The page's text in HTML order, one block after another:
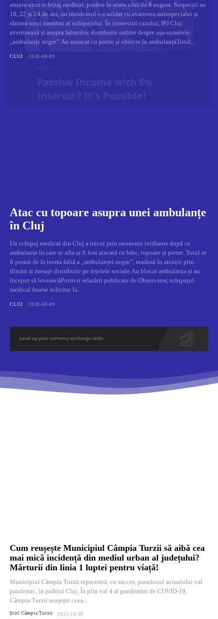
asupra unui echipaj medical, produs în seara zilei de 8 august. Suspecții au
18, 22 și 24 de ani, iar incidentul s-a soldat cu avarierea autospecialei și
rănirea unui membru al echipajului. În contextul cazului, IPJ Cluj
avertizează și asupra falsurilor distribuite online despre așa-numitele
„ambulanțe negre”.Au aruncat cu pietre și obiecte în ambulanțăTotul...
CLUJ 2026-08-09
Atac cu topoare asupra unei ambulanțe
în Cluj
Un echipaj medical din Cluj a trecut prin momente terifiante după ce
ambulanța în care se afla ar fi fost atacată cu bâte, topoare și pietre. Totul ar
fi pornit de la teoria falsă a „ambulanței negre”, readusă în atenție prin
filmări și mesaje distribuite pe rețelele sociale.Au blocat ambulanța și au
început să loveascăPotrivit relatării publicate de Observator, echipajul
medical fusese solicitat la...
CLUJ 2026-08-09
Cum reușește Municipiul Câmpia Turzii să aibă cea
mai mică incidență din mediul urban al județului?
Mărturii din linia 1 luptei pentru viață!
Municipiul Câmpia Turzii reprezintă, cu succes, paradoxul actualului val
pandemic, în județul Cluj. În plin val 4 al pandemiei de COVID-19,
Câmpia Turzii reușește ceea...
Știri Câmpia Turzii 2021-10-09